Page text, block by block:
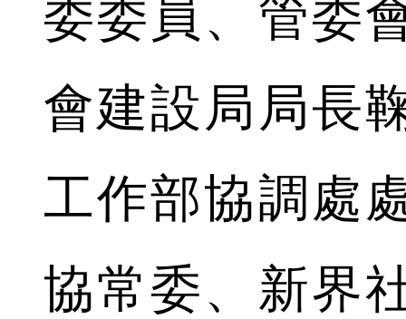
委委員、管委
會建設局局長
工作部協調處
協常委、新界